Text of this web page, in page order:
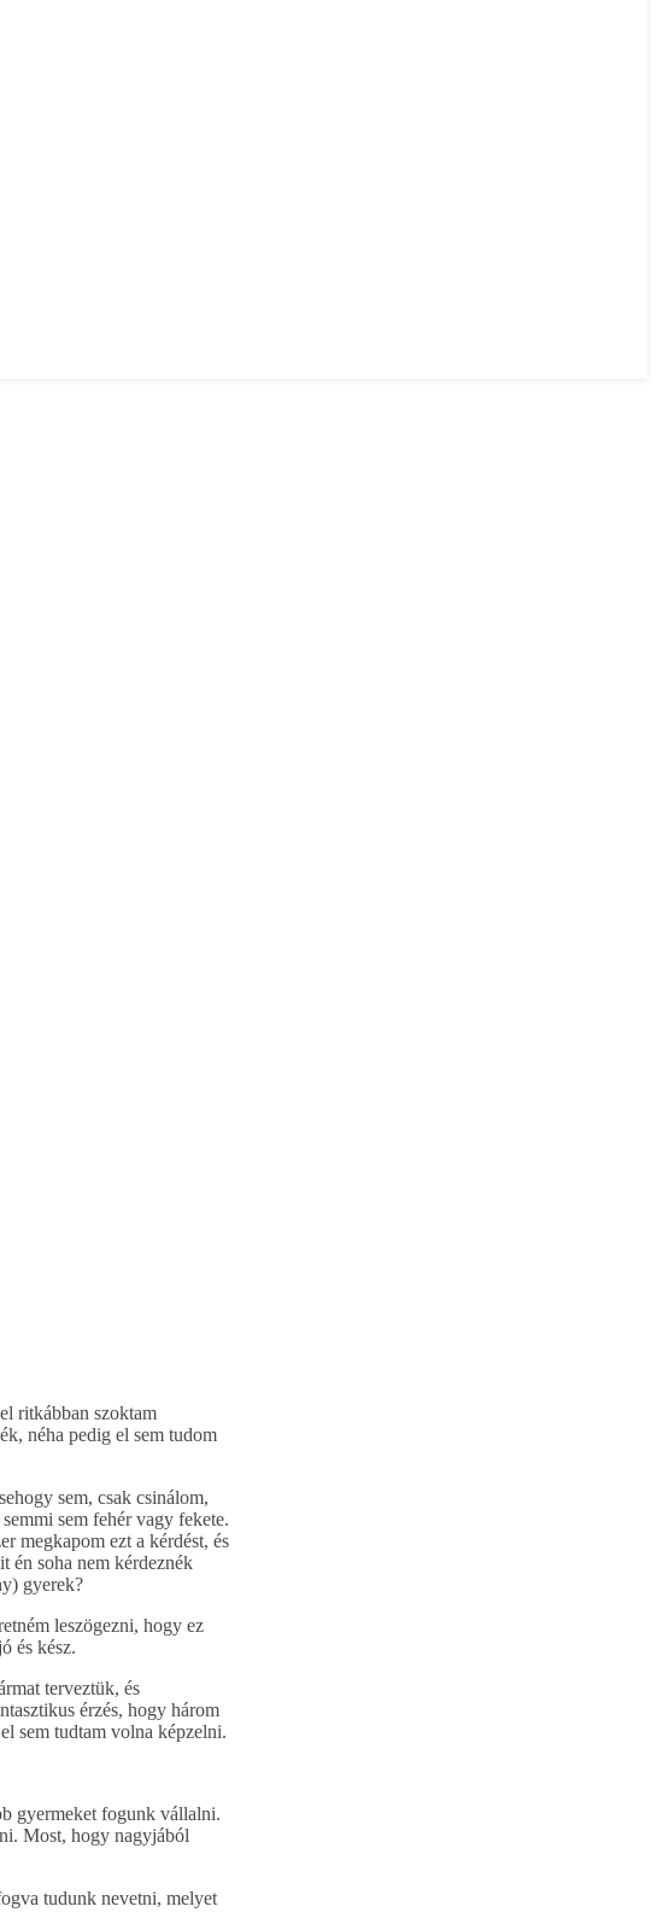
ritkábban szoktam
néha pedig el sem tudom
sem, csak csinálom,
sem fehér vagy fekete.
megkapom ezt a kérdést, és
én soha nem kérdeznék
gyerek?
leszögezni, hogy ez
és kész.
terveztük, és
érzés, hogy három
sem tudtam volna képzelni.
gyermeket fogunk vállalni.
Most, hogy nagyjából
tudunk nevetni, melyet